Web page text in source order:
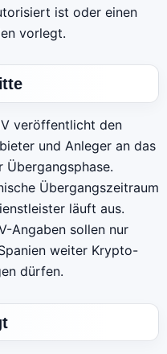
ist oder einen
vorlegt.
veröffentlicht den
und Anleger an das
Übergangsphase.
Übergangszeitraum
läuft aus.
Angaben sollen nur
weiter Krypto-
dürfen.